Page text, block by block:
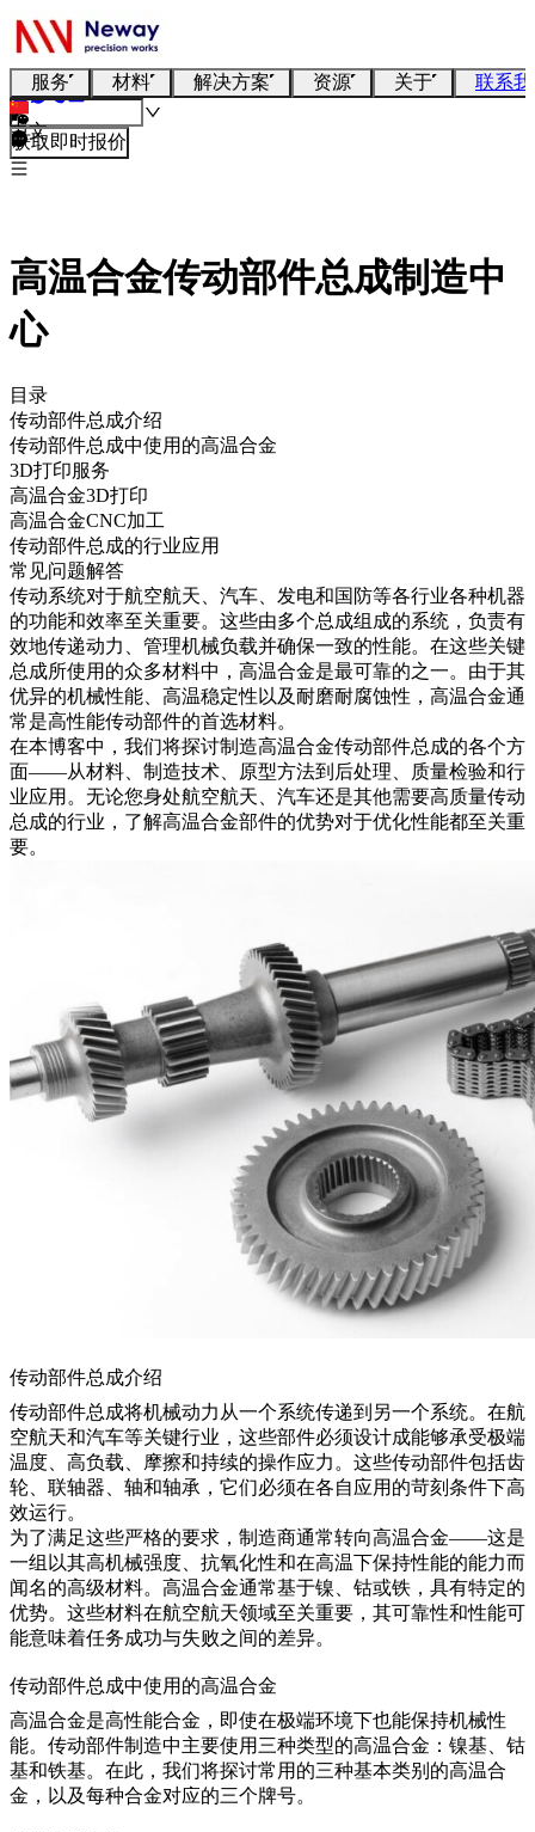
服务 材料 解决方案 资源 关于 联系
中文
获取即时报价
高温合金传动部件总成制造中
心
目录
传动部件总成介绍
传动部件总成中使用的高温合金
3D打印服务
高温合金3D打印
高温合金CNC加工
传动部件总成的行业应用
常见问题解答
传动系统对于航空航天、汽车、发电和国防等各行业各种机器
的功能和效率至关重要。这些由多个总成组成的系统，负责有
效地传递动力、管理机械负载并确保一致的性能。在这些关键
总成所使用的众多材料中， 高温合金是最可靠的之一。由于其
优异的机械性能、高温稳定性以及耐磨耐腐蚀性， 高温合金通
常是高性能传动部件的首选材料。
在本博客中，我们将探讨制造高温合金传动部件总成的各个方
面——从材料、制造技术、原型方法到后处理、质量检验和行
业应用。无论您身处航空航天、汽车还是其他需要高质量传动
总成的行业，了解高温合金部件的优势对于优化性能都至关重
要。
传动部件总成介绍
传动部件总成将机械动力从一个系统传递到另一个系统。在航
空航天和汽车等关键行业，这些部件必须设计成能够承受极端
温度、高负载、摩擦和持续的操作应力。这些传动部件包括齿
轮、联轴器、轴和轴承，它们必须在各自应用的苛刻条件下高
效运行。
为了满足这些严格的要求，制造商通常转向高温合金——这是
一组以其高机械强度、抗氧化性和在高温下保持性能的能力而
闻名的高级材料。高温合金通常基于镍、钴或铁，具有特定的
优势。这些材料在航空航天领域至关重要，其可靠性和性能可
能意味着任务成功与失败之间的差异。
传动部件总成中使用的高温合金
高温合金是高性能合金，即使在极端环境下也能保持机械性
能。传动部件制造中主要使用三种类型的高温合金：镍基、钴
基和铁基。在此，我们将探讨常用的三种基本类别的高温合
金，以及每种合金对应的三个牌号。